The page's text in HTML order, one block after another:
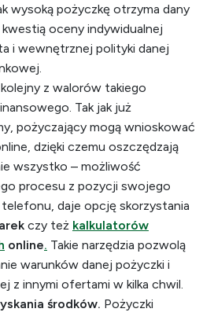
wysoką pożyczkę otrzyma dany
oceny indywidualnej
i wewnętrznej polityki danej
z walorów takiego
Tak jak już
pożyczający mogą wnioskować
dzięki czemu oszczędzają
wszystko – możliwość
procesu z pozycji swojego
daje opcję skorzystania
czy też kalkulatorów
online. Takie narzędzia pozwolą
warunków danej pożyczki i
z innymi ofertami w kilka chwil.
środków. Pożyczki